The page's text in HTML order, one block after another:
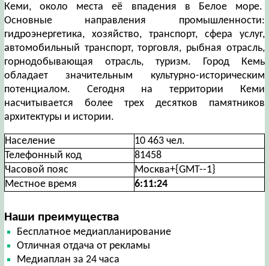
Кеми, около места её впадения в Белое море.
Основные направления промышленности:
гидроэнергетика, хозяйство, транспорт, сфера услуг,
автомобильный транспорт, торговля, рыбная отрасль,
горнодобывающая отрасль, туризм. Город Кемь
обладает значительным культурно-историческим
потенциалом. Сегодня на территории Кеми
насчитывается более трех десятков памятников
архитектуры и истории.
Население
10 463 чел.
Телефонный код
81458
Часовой пояс
Москва+{GMT--1}
Местное время
6:11:25
Наши преимущества
Бесплатное медиапланирование
Отличная отдача от рекламы
Медиаплан за 24 часа